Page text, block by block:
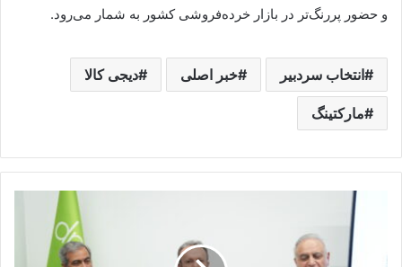
و حضور پررنگ‌تر در بازار خرده‌فروشی کشور به شمار می‌رود.
انتخاب سردبیر خبر اصلی دیجی کالا
مارکتینگ